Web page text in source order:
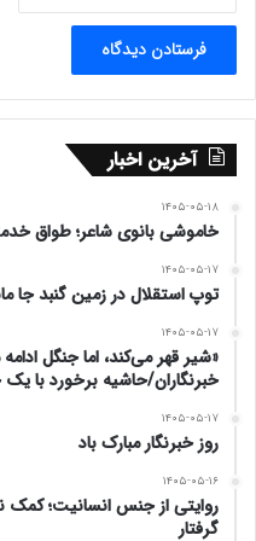
آخرین اخبار
۱۴۰۵-۰۵-۱۸
خاموشی بانوی شاعر؛ طواق
۱۴۰۵-۰۵-۱۷
توپ استقلال در زمین گنبد جا
۱۴۰۵-۰۵-۱۷
«شیر قهر می‌کند، اما جنگل
خبرنگاران/حاشیه برخورد با یک
۱۴۰۵-۰۵-۱۷
روز خبرنگار مبارک باد
۱۴۰۵-۰۵-۱۶
روایتی از جنس انسانیت؛ کمک
گرفتار